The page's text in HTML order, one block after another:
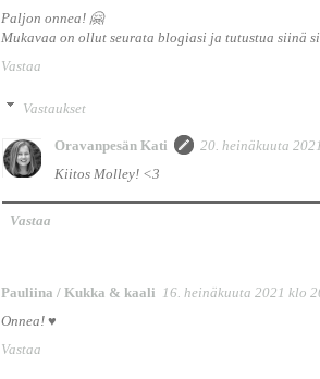
Paljon onnea! 🤗
Mukavaa on ollut seurata blogiasi ja tutustua siinä
Vastaa
Vastaukset
Oravanpesän Kati
20. heinäkuuta
Kiitos Molley! <3
Vastaa
Pauliina / Kukka & kaali 16. heinäkuuta 2021 klo
Onnea! ♥
Vastaa